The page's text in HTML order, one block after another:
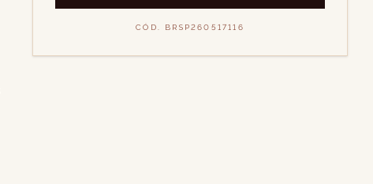
CÓD. BRSP260517116